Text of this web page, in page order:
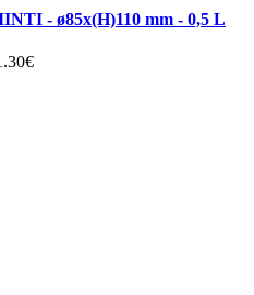
- ø85x(H)110 mm - 0,5 L